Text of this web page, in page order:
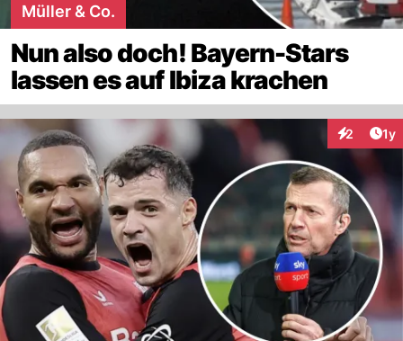
Müller & Co.
Nun also doch! Bayern-Stars
lassen es auf Ibiza krachen
2 1y